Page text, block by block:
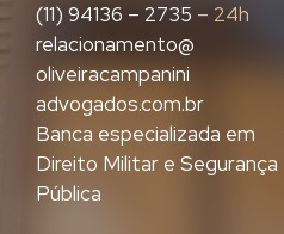
(11) 94136 – 2735 – 24h
relacionamento@
oliveiracampanini
advogados.com.br
Banca especializada em
Direito Militar e Segurança
Pública